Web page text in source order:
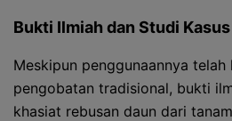
Bukti Ilmiah dan Studi Kasus
Meskipun penggunaannya
pengobatan tradisional, bukti
khasiat rebusan daun dari